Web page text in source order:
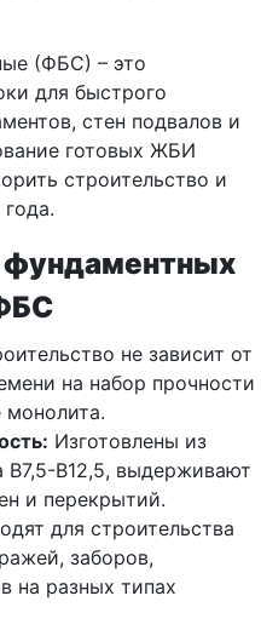
(ФБС) – это
для быстрого
стен подвалов и
готовых ЖБИ
строительство и
не зависит от
на набор прочности
монолита.
Изготовлены из
В7,5-В12,5, выдерживают
и перекрытий.
для строительства
заборов,
на разных типах